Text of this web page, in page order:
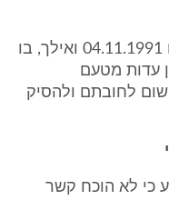
57. במיוחד במקטע הטיפולי מיום 04.11.1991 ואילך, בו
עדות מטעם
לחובתם ולהסיק
כי לא הוכח קשר